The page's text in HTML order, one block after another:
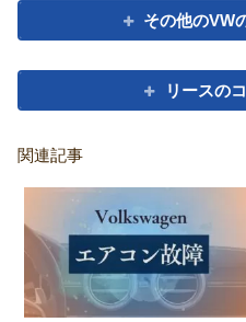
その他のVW
リースの
関連記事